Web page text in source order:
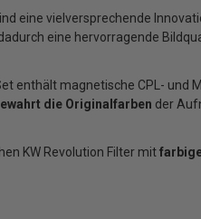
eine vielversprechende
eine hervorragende
enthält magnetische CPL- und
die Originalfarben der
KW Revolution Filter mit